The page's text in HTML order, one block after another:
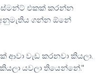
එකක් කරන්න
අනුමැතිය ගන්න ඕනේ
ආවා වැඩ කරනවා කියලා.
යවලා තියෙන්නේ."